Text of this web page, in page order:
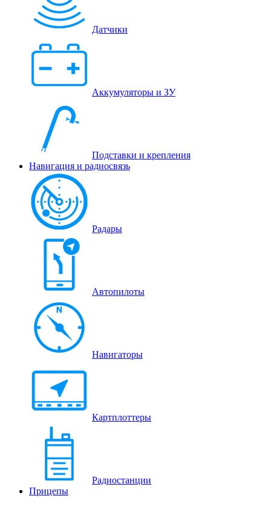
Датчики
Аккумуляторы и ЗУ
Подставки и крепления
Навигация и радиосвязь
Радары
Автопилоты
Навигаторы
Картплоттеры
Радиостанции
Прицепы